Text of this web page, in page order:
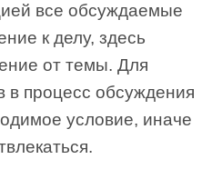
все обсуждаемые
к делу, здесь
от темы. Для
в процесс обсуждения
условие, иначе